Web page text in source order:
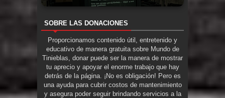
SOBRE LAS DONACIONES
Proporcionamos contenido útil, entretenido y
educativo de manera gratuita sobre Mundo de
Tinieblas, donar puede ser la manera de mostrar
tu aprecio y apoyar el enorme trabajo que hay
detrás de la página. ¡No es obligación! Pero es
una ayuda para cubrir costos de mantenimiento
y asegura poder seguir brindando servicios a la